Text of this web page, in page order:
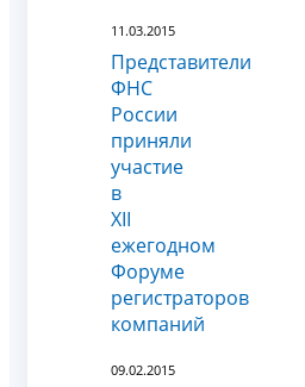
11.03.2015
Представители
ФНС
России
приняли
участие
в
XII
ежегодном
Форуме
регистраторов
компаний
09.02.2015